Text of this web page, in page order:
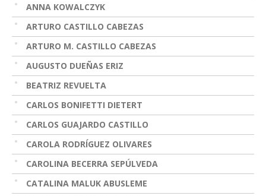
ANNA KOWALCZYK
ARTURO CASTILLO CABEZAS
ARTURO M. CASTILLO CABEZAS
AUGUSTO DUEÑAS ERIZ
BEATRIZ REVUELTA
CARLOS BONIFETTI DIETERT
CARLOS GUAJARDO CASTILLO
CAROLA RODRÍGUEZ OLIVARES
CAROLINA BECERRA SEPÚLVEDA
CATALINA MALUK ABUSLEME